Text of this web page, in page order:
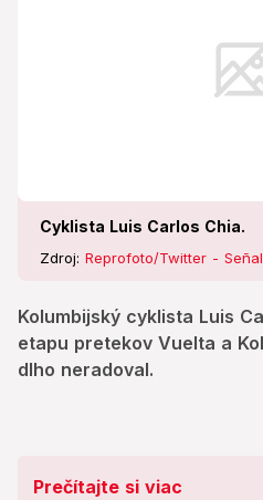
Cyklista Luis Carlos Chia.
Zdroj: Reprofoto/Twitter -
Kolumbijský cyklista Luis
etapu pretekov Vuelta a
dlho neradoval.
Prečítajte si viac